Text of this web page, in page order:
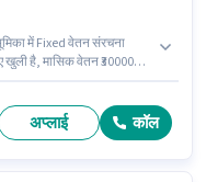
में Fixed वेतन संरचना
खुली है, मासिक वेतन ₹30000
अप्लाई कॉल